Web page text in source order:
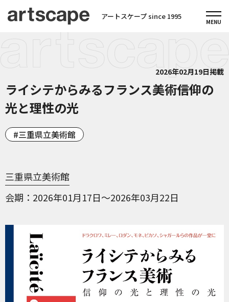
アートスケープ since 1995
2026年02月19日掲載
ライシテからみるフランス美術――信仰の
光と理性の光
三重県立美術館
三重県立美術館
会期
2026年01月17日～2026年03月22日